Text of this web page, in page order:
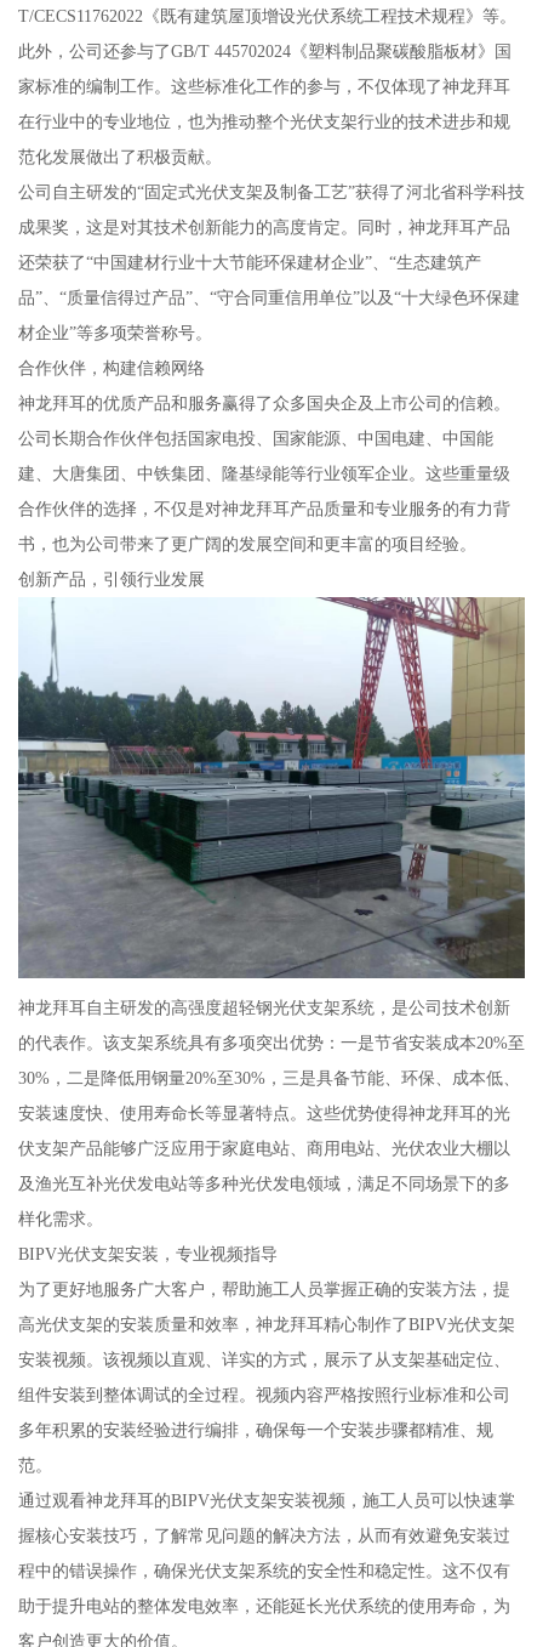
T/CECS11762022《既有建筑屋顶增设光伏系统工程技术规程》等。
此外，公司还参与了GB/T 445702024《塑料制品聚碳酸脂板材》国
家标准的编制工作。这些标准化工作的参与，不仅体现了神龙拜耳
在行业中的专业地位，也为推动整个光伏支架行业的技术进步和规
范化发展做出了积极贡献。
公司自主研发的“固定式光伏支架及制备工艺”获得了河北省科学科技
成果奖，这是对其技术创新能力的高度肯定。同时，神龙拜耳产品
还荣获了“中国建材行业十大节能环保建材企业”、“生态建筑产
品”、“质量信得过产品”、“守合同重信用单位”以及“十大绿色环保建
材企业”等多项荣誉称号。
合作伙伴，构建信赖网络
神龙拜耳的优质产品和服务赢得了众多国央企及上市公司的信赖。
公司长期合作伙伴包括国家电投、国家能源、中国电建、中国能
建、大唐集团、中铁集团、隆基绿能等行业领军企业。这些重量级
合作伙伴的选择，不仅是对神龙拜耳产品质量和专业服务的有力背
书，也为公司带来了更广阔的发展空间和更丰富的项目经验。
创新产品，引领行业发展
神龙拜耳自主研发的高强度超轻钢光伏支架系统，是公司技术创新
的代表作。该支架系统具有多项突出优势：一是节省安装成本20%至
30%，二是降低用钢量20%至30%，三是具备节能、环保、成本低、
安装速度快、使用寿命长等显著特点。这些优势使得神龙拜耳的光
伏支架产品能够广泛应用于家庭电站、商用电站、光伏农业大棚以
及渔光互补光伏发电站等多种光伏发电领域，满足不同场景下的多
样化需求。
BIPV光伏支架安装，专业视频指导
为了更好地服务广大客户，帮助施工人员掌握正确的安装方法，提
高光伏支架的安装质量和效率，神龙拜耳精心制作了BIPV光伏支架
安装视频。该视频以直观、详实的方式，展示了从支架基础定位、
组件安装到整体调试的全过程。视频内容严格按照行业标准和公司
多年积累的安装经验进行编排，确保每一个安装步骤都精准、规
范。
通过观看神龙拜耳的BIPV光伏支架安装视频，施工人员可以快速掌
握核心安装技巧，了解常见问题的解决方法，从而有效避免安装过
程中的错误操作，确保光伏支架系统的安全性和稳定性。这不仅有
助于提升电站的整体发电效率，还能延长光伏系统的使用寿命，为
客户创造更大的价值。